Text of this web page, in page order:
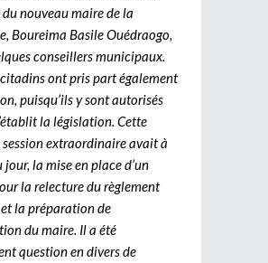
du nouveau maire de la
Boureima Basile Ouédraogo,
conseillers municipaux.
ont pris part également
puisqu’ils y sont autorisés
la législation. Cette
extraordinaire avait à
jour, la mise en place d’un
la relecture du règlement
la préparation de
du maire. Il a été
question en divers de